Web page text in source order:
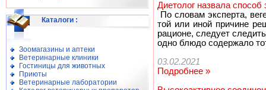
Каталоги :
Зоомагазины и аптеки
Ветеринарные клиники
Гостиницы для животных
Приюты
Ветеринарные лаборатории
Диетолог назвала способ
По словам эксперта,
той или иной причине
рационе, следует
одно блюдо содержало
03.02.2021
Подробнее »